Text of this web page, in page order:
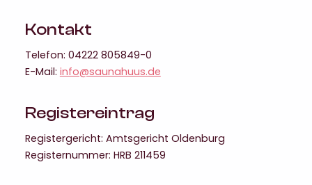
Kontakt
Telefon: 04222 805849-0
E-Mail: info@saunahuus.de
Registereintrag
Registergericht: Amtsgericht Oldenburg
Registernummer: HRB 211459